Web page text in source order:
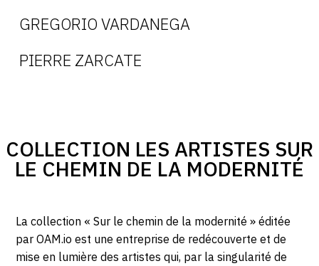
GREGORIO VARDANEGA
PIERRE ZARCATE
COLLECTION LES ARTISTES SUR
LE CHEMIN DE LA MODERNITÉ
La collection « Sur le chemin de la modernité » éditée
par OAM.io est une entreprise de redécouverte et de
mise en lumière des artistes qui, par la singularité de